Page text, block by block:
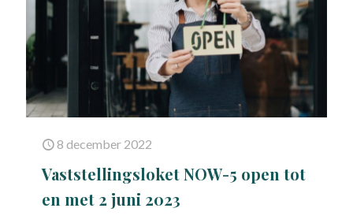
8 december 2022
Vaststellingsloket NOW-5 open tot
en met 2 juni 2023